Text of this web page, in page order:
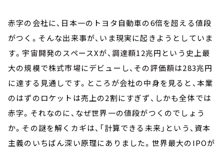
赤字の会社に、日本一のトヨタ自動車の6倍を超える値段
がつく。そんな出来事が、いま現実に起きようとしていま
す。宇宙開発のスペースXが、調達額12兆円という史上最
大の規模で株式市場にデビューし、その評価額は283兆円
に達する見通しです。ところが会社の中身を見ると、本業
のはずのロケットは売上の2割にすぎず、しかも全体では
赤字。それなのに、なぜ世界一の値段がつくのでしょう
か。その謎を解くカギは、「計算できる未来」という、資本
主義のいちばん深い原理にありました。世界最大のIPOが